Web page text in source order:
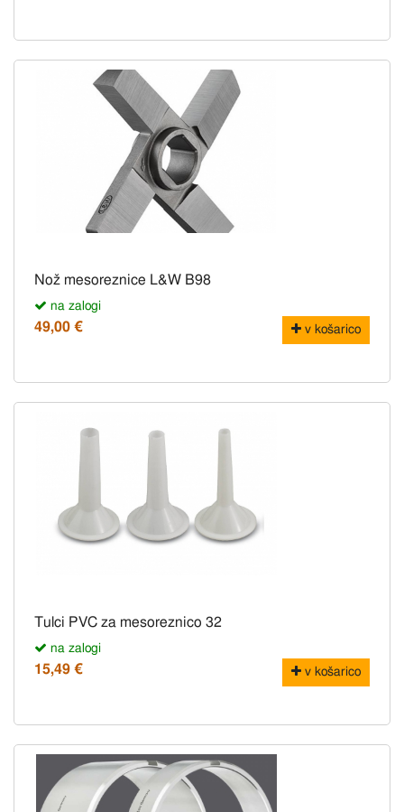
Nož mesoreznice L&W B98
na zalogi
49,00 € v košarico
Tulci PVC za mesoreznico 32
na zalogi
15,49 € v košarico